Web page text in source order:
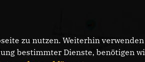
zu nutzen. Weiterhin
bestimmter Dienste, benötigen